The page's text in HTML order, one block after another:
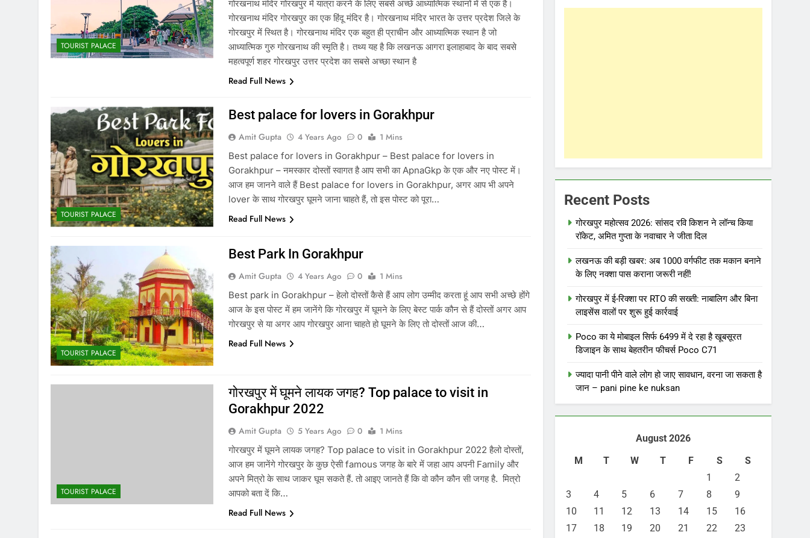
TOURIST PALACE
गोरखनाथ मंदिर गोरखपुर में यात्रा करने के लिए सबसे अच्छे आध्यात्मिक स्थानों में से एक है।
गोरखनाथ मंदिर गोरखपुर का एक हिंदू मंदिर है। गोरखनाथ मंदिर भारत के उत्तर प्रदेश जिले के
गोरखपुर में स्थित है। गोरखनाथ मंदिर एक बहुत ही प्राचीन और आध्यात्मिक स्थान है जो
आध्यात्मिक गुरु गोरखनाथ की स्मृति है। तथ्य यह है कि लखनऊ आगरा इलाहाबाद के बाद सबसे
महत्वपूर्ण शहर गोरखपुर उत्तर प्रदेश का सबसे अच्छा स्थान है
Read Full News
TOURIST PALACE
Best palace for lovers in Gorakhpur
Amit Gupta 4 Years Ago 0
1 Mins
Best palace for lovers in Gorakhpur – Best palace for lovers in
Gorakhpur – नमस्कार दोस्तों स्वागत है आप सभी का ApnaGkp के एक और नए पोस्ट में।
आज हम जानने वाले हैं Best palace for lovers in Gorakhpur, अगर आप भी अपने
lover के साथ गोरखपुर घूमने जाना चाहते हैं, तो इस पोस्ट को पूरा…
Read Full News
TOURIST PALACE
Best Park In Gorakhpur
Amit Gupta 4 Years Ago 0
1 Mins
Best park in Gorakhpur – हेलो दोस्तों कैसे हैं आप लोग उम्मीद करता हूं आप सभी अच्छे होंगे
आज के इस पोस्ट में हम जानेंगे कि गोरखपुर में घूमने के लिए बेस्ट पार्क कौन से हैं दोस्तों अगर आप
गोरखपुर से या अगर आप गोरखपुर आना चाहते हो घूमने के लिए तो दोस्तों आज की…
Read Full News
TOURIST PALACE
गोरखपुर में घूमने लायक जगह? Top palace to visit in
Gorakhpur 2022
Amit Gupta 5 Years Ago 0
1 Mins
गोरखपुर में घूमने लायक जगह? Top palace to visit in Gorakhpur 2022 हैलो दोस्तों,
आज हम जानेंगे गोरखपुर के कुछ ऐसी famous जगह के बारे में जहा आप अपनी Family और
अपने मित्रो के साथ जाकर घूम सकते हैं. तो आइए जानते हैं कि वो कौन कौन सी जगह है. मित्रो
आपको बता दें कि…
Read Full News
Recent Posts
गोरखपुर महोत्सव 2026: सांसद रवि किशन ने लॉन्च किया
रॉकेट, अमित गुप्ता के नवाचार ने जीता दिल
लखनऊ की बड़ी खबर: अब 1000 वर्गफीट तक मकान बनाने
के लिए नक्शा पास कराना जरूरी नहीं!
गोरखपुर में ई-रिक्शा पर RTO की सख्ती: नाबालिग और बिना
लाइसेंस वालों पर शुरू हुई कार्रवाई
Poco का ये मोबाइल सिर्फ 6499 में दे रहा है खूबसूरत
डिजाइन के साथ बेहतरीन फीचर्स Poco C71
ज्यादा पानी पीने वाले लोग हो जाए सावधान, वरना जा सकता है
जान – pani pine ke nuksan
August 2026
M
T W T F S
S
1
2
3
4 5 6 7 8
9
10
11 12 13 14 15
16
17
18 19 20 21 22
23